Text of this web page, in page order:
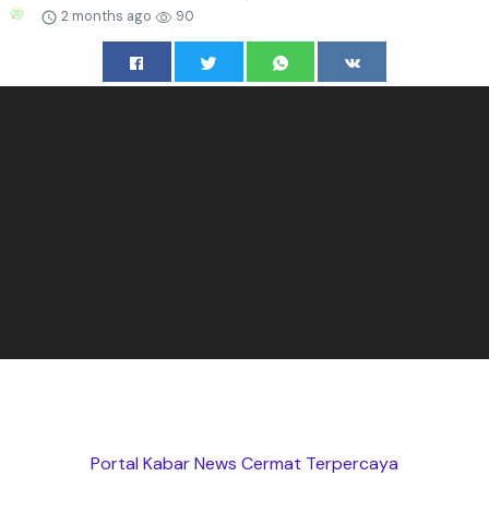
2 months ago 90
Portal Kabar News Cermat Terpercaya